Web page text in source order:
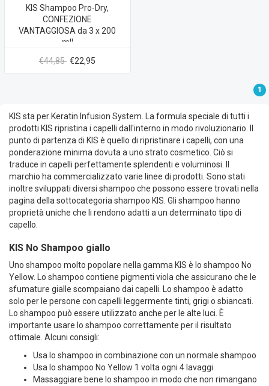
KIS Shampoo Pro-Dry,
CONFEZIONE
VANTAGGIOSA da 3 x 200
ml!
€44,85 €22,95
1
KIS sta per Keratin Infusion System. La formula speciale di tutti i
prodotti KIS ripristina i capelli dall'interno in modo rivoluzionario. Il
punto di partenza di KIS è quello di ripristinare i capelli, con una
ponderazione minima dovuta a uno strato cosmetico. Ciò si
traduce in capelli perfettamente splendenti e voluminosi. Il
marchio ha commercializzato varie linee di prodotti. Sono stati
inoltre sviluppati diversi shampoo che possono essere trovati nella
pagina della sottocategoria shampoo KIS. Gli shampoo hanno
proprietà uniche che li rendono adatti a un determinato tipo di
capello.
KIS No Shampoo giallo
Uno shampoo molto popolare nella gamma KIS è lo shampoo No
Yellow. Lo shampoo contiene pigmenti viola che assicurano che le
sfumature gialle scompaiano dai capelli. Lo shampoo è adatto
solo per le persone con capelli leggermente tinti, grigi o sbiancati.
Lo shampoo può essere utilizzato anche per le alte luci. È
importante usare lo shampoo correttamente per il risultato
ottimale. Alcuni consigli:
Usa lo shampoo in combinazione con un normale shampoo
Usa lo shampoo No Yellow 1 volta ogni 4 lavaggi
Massaggiare bene lo shampoo in modo che non rimangano